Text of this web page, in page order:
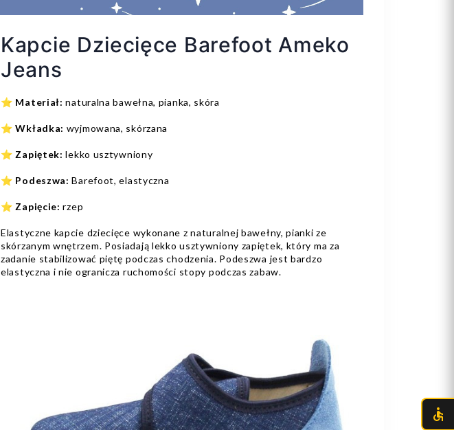
Kapcie Dziecięce Barefoot Ameko
Jeans
⭐ Materiał:naturalna bawełna, pianka, skóra
⭐Wkładka: wyjmowana, skórzana
⭐ Zapiętek:lekko usztywniony
⭐ Podeszwa:Barefoot, elastyczna
⭐ Zapięcie: rzep
Elastyczne kapcie dziecięce wykonane z naturalnej bawełny, pianki ze
skórzanym wnętrzem. Posiadają lekko usztywniony zapiętek, który ma za
zadanie stabilizować piętę podczas chodzenia. Podeszwa jest bardzo
elastyczna i nie ogranicza ruchomości stopy podczas zabaw.